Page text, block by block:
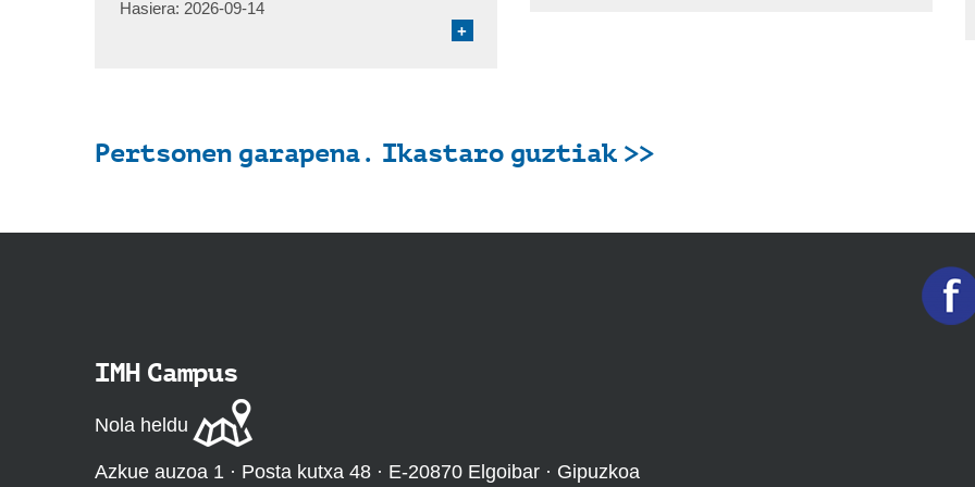
Hasiera: 2026-09-14
+
Pertsonen garapena. Ikastaro guztiak >>
IMH Campus
Nola heldu
Azkue auzoa 1 · Posta kutxa 48 · E-20870 Elgoibar · Gipuzkoa